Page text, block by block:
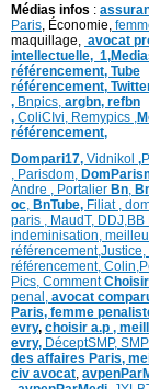
Médias infos :
Paris, Économie,
maquillage, avocat
intellectuelle, 1,
référencement, Tube
référencement,
, Bnpics, argbn, refbn
, ColiCIvi, Remypics ,
référencement,
Dompari17, Vidnikol ,
, Parisdom,
Andre , Portalier Bn,
oc, BnTube, Filiat,
paris , MaudT, DDJ,BB
indeminisation,
référencement,Justice,
référencement, Colin,
Pics, Comment
penal, avocat
Paris, femme
evry, choisir a.p ,
evry, DéceptSMP, SMP
des affaires Paris,
civ avocat,